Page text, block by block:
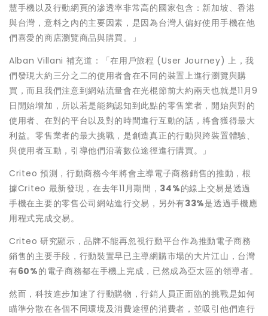
慧手機以及行動網頁的滲透率非常高的國家包含：新加坡、香港
與台灣，意料之內的主要因素，是因為台灣人偏好使用手機在他
們喜愛的商店瀏覽商品與購買。」
Alban Villani 補充道：「在用戶旅程 (User Journey) 上，我
們發現大約三分之二的使用者會在不同的裝置上進行瀏覽與購
買，而且我們注意到網站流量會在光棍節前大約兩天也就是11月9
日開始增加，所以若是能夠認知到此點的零售業者，開始與對的
使用者、在對的平台以及對的時間進行互動的話，將會獲得最大
利益。零售業者的最大挑戰，是創造真正的行動與跨裝置體驗、
與使用者互動，引導他們沿著數位途徑進行購買。」
Criteo 預測，行動商務今年將會主導電子商務銷售的推動，根
據Criteo 最新發現，在去年11月期間， 34%的線上交易是透過
手機在主要的零售公司網站進行交易，另外有33%是透過手機應
用程式完成交易。
Criteo 研究顯示，品牌不能再忽視行動平台作為推動電子商務
銷售的主要手段，行動裝置早已主導網購市場的大片江山，台灣
有60%的電子商務都在手機上完成，已然成為亞太區的領導者。
然而，科技進步加速了行動購物，行銷人員正面臨的挑戰是如何
瞄準分散在各個不同環境及消費途徑的消費者，並吸引他們進行